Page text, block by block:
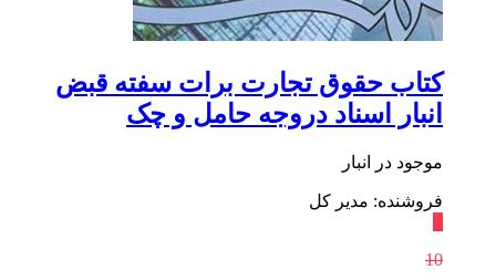
کتاب حقوق تجارت برات سفته قبض
انبار اسناد دروجه حامل و چک
موجود در انبار
فروشنده: مدیر کل
10